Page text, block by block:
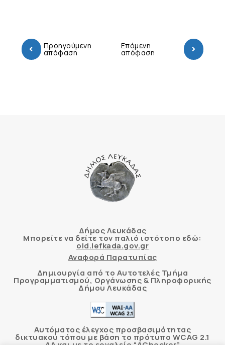
Προηγούμενη
απόφαση
Επόμενη
απόφαση
Δήμος Λευκάδας
Μπορείτε να δείτε τον παλιό ιστότοπο εδώ:
old.lefkada.gov.gr
Αναφορά Παρατυπίας
Δημιουργία από το Αυτοτελές Τμήμα
Προγραμματισμού, Οργάνωσης & Πληροφορικής
Δήμου Λευκάδας
Αυτόματος έλεγχος προσβασιμότητας
δικτυακού τόπου με βάση το πρότυπο WCAG 2.1
AA και με το εργαλείο “AChecker”